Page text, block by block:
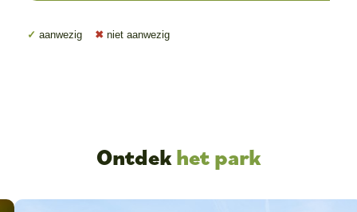
✓ aanwezig ✖niet aanwezig
Ontdekhet park